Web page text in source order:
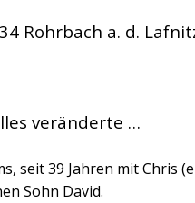
Rohrbach a. d.
veränderte …
seit 39 Jahren mit Chris
Sohn David.